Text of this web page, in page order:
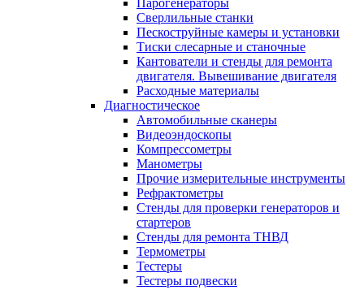
Парогенераторы
Сверлильные станки
Пескоструйные камеры и установки
Тиски слесарные и станочные
Кантователи и стенды для ремонта
двигателя. Вывешивание двигателя
Расходные материалы
Диагностическое
Автомобильные сканеры
Видеоэндоскопы
Компрессометры
Манометры
Прочие измерительные инструменты
Рефрактометры
Стенды для проверки генераторов и
стартеров
Стенды для ремонта ТНВД
Термометры
Тестеры
Тестеры подвески